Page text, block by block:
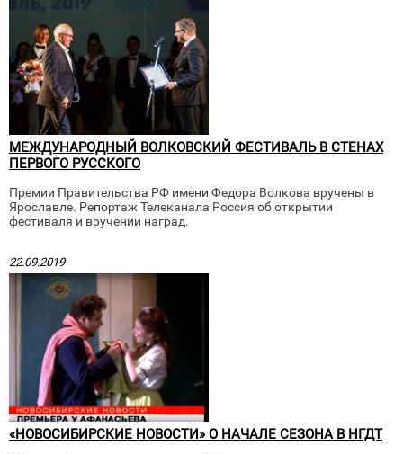
МЕЖДУНАРОДНЫЙ ВОЛКОВСКИЙ ФЕСТИВАЛЬ В СТЕНАХ
ПЕРВОГО РУССКОГО
Премии Правительства РФ имени Федора Волкова вручены в
Ярославле. Репортаж Телеканала Россия об открытии
фестиваля и вручении наград.
22.09.2019
«НОВОСИБИРСКИЕ НОВОСТИ» О НАЧАЛЕ СЕЗОНА В НГДТ